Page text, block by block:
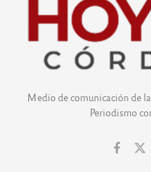
Medio de comunicación de
Periodismo